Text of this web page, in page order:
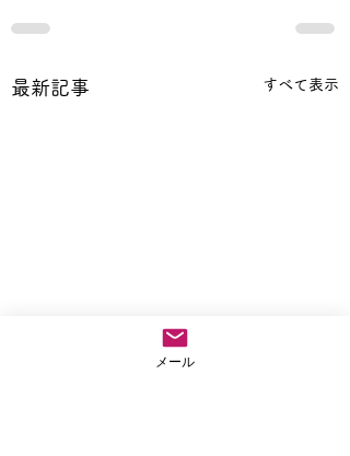
最新記事 すべて表示
メール